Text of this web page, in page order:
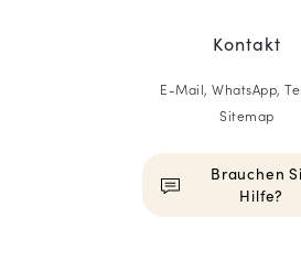
Kontakt
E-Mail, WhatsApp,
Sitemap
Brauchen
Hilfe?